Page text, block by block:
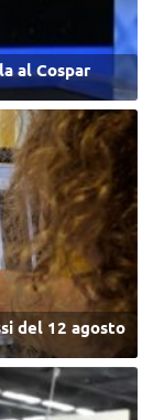
al Cospar
del 12 agosto